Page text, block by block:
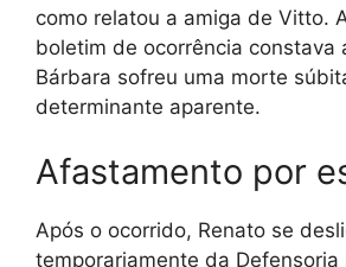
como relatou a amiga de Vitto.
boletim de ocorrência constava
Bárbara sofreu uma morte
determinante aparente.
Afastamento por
Após o ocorrido, Renato se
temporariamente da Defensoria